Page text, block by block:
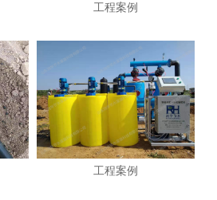
工程案例
工程案例